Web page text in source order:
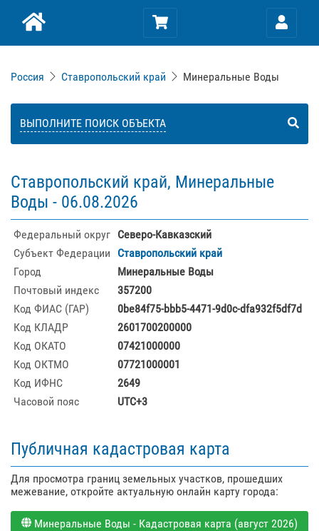
Россия Ставропольский край Минеральные Воды
ВЫПОЛНИТЕ ПОИСК ОБЪЕКТА
Ставропольский край, Минеральные
Воды - 06.08.2026
Федеральный округ Северо-Кавказский
Субъект Федерации
Ставропольский край
Город
Минеральные Воды
Почтовый индекс
357200
Код ФИАС (ГАР)
0be84f75-bbb5-4471-9d0c-dfa932f5df7d
Код КЛАДР
2601700200000
Код ОКАТО
07421000000
Код ОКТМО
07721000001
Код ИФНС
2649
Часовой пояс
UTC+3
Публичная кадастровая карта
Для просмотра границ земельных участков, прошедших
межевание, откройте актуальную онлайн карту города:
Минеральные Воды - Кадастровая карта (август 2026)